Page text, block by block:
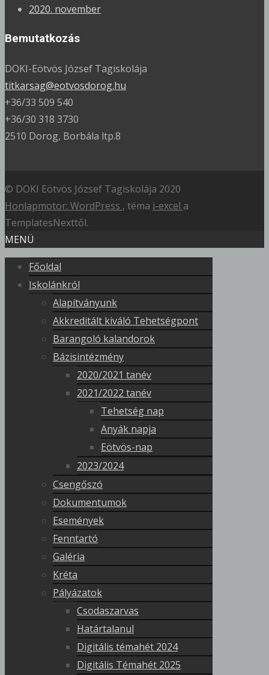
2020. november
Bemutatkozás
DOKI-Eötvös József Tagiskolája
titkarsag@eotvosdorog.hu
+36/33 509 540
+36/30 318 3730
2510 Dorog, Borbála ltp.8
© DOKI Eötvös József Tagiskolája 2020
Honlapmotor: WordPress , téma i-excel a
TemplatesNexttől.
MENÜ
Főoldal
Iskolánkról
Alapítványunk
Akkreditált kiváló Tehetségpont
Barangoló kalandorok
Bázisintézmény
2020/2021 tanév
2021/2022 tanév
Tehetség nap
Anyák napja
Eötvös-nap
2023/2024
Csengőszó
Dokumentumok
Események
Fenntartó
Galéria
Kréta
Pályázatok
Csodaszarvas
Határtalanul
Digitális témahét 2024
Digitális Témahét 2025